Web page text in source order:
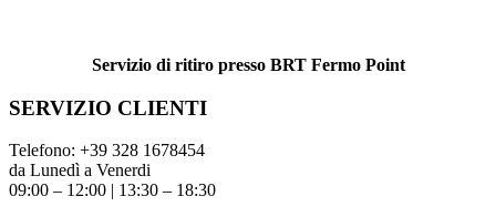
Servizio di ritiro presso BRT Fermo Point
SERVIZIO CLIENTI
Telefono: +39 328 1678454
da Lunedì a Venerdi
09:00 – 12:00 | 13:30 – 18:30